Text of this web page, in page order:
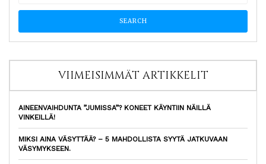
VIIMEISIMMÄT ARTIKKELIT
AINEENVAIHDUNTA ”JUMISSA”? KONEET KÄYNTIIN NÄILLÄ
VINKEILLÄ!
MIKSI AINA VÄSYTTÄÄ? – 5 MAHDOLLISTA SYYTÄ JATKUVAAN
VÄSYMYKSEEN.